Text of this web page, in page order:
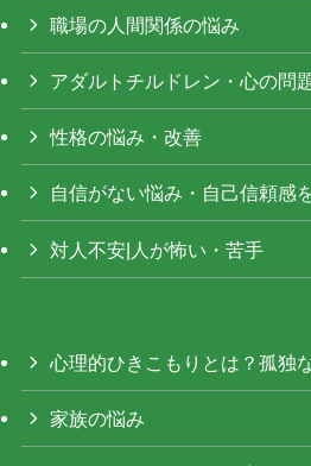
職場の人間関係の悩み
アダルトチルドレン・心の問
性格の悩み・改善
自信がない悩み・自己信頼感
対人不安|人が怖い・苦手
心理的ひきこもりとは？孤独
家族の悩み